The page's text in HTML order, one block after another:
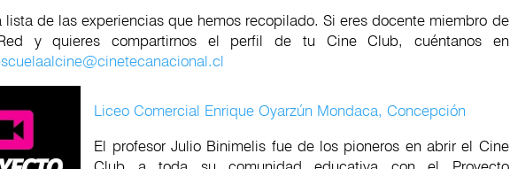
lista de las experiencias que hemos recopilado. Si eres docente miembro de
y quieres compartirnos el perfil de tu Cine Club, cuéntanos en
Liceo Comercial Enrique Oyarzún Mondaca, Concepción
El profesor Julio Binimelis fue de los pioneros en abrir el Cine